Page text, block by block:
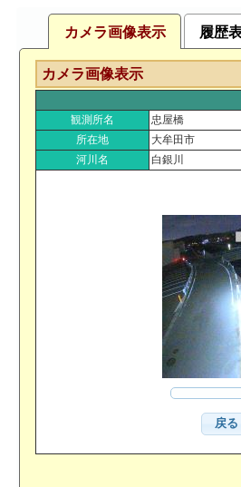
カメラ画像表示 履歴